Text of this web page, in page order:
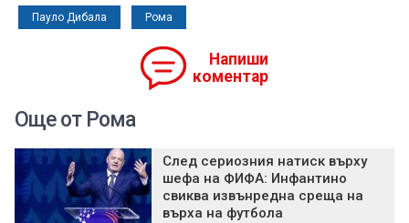
Пауло Дибала Рома
Напиши
коментар
Още от Рома
След сериозния натиск върху
шефа на ФИФА: Инфантино
свиква извънредна среща на
върха на футбола